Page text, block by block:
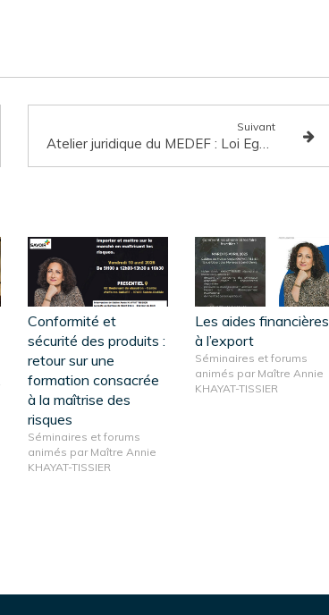
Suivant
Conformité et
sécurité des produits :
retour sur une
formation consacrée
à la maîtrise des
risques
Séminaires et forums
animés par Maître Annie
KHAYAT-TISSIER
Les aides financières
à l’export
Séminaires et forums
animés par Maître Annie
KHAYAT-TISSIER